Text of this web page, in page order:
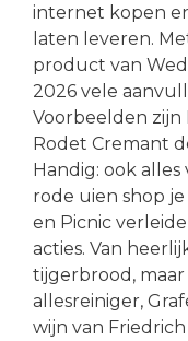
internet kopen
laten leveren.
product van
2026 vele
Voorbeelden zijn
Rodet Cremant
Handig: ook alles
rode uien shop
en Picnic
acties. Van
tijgerbrood, maar
allesreiniger,
wijn van